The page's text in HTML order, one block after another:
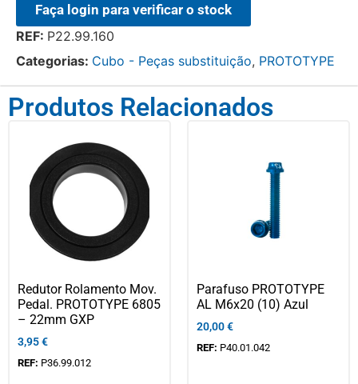
Faça login para verificar o stock
REF: P22.99.160
Categorias: Cubo - Peças substituição, PROTOTYPE
Produtos Relacionados
Redutor Rolamento Mov.
Pedal. PROTOTYPE 6805
– 22mm GXP
3,95€
REF: P36.99.012
Parafuso PROTOTYPE
AL M6x20 (10) Azul
20,00€
REF: P40.01.042